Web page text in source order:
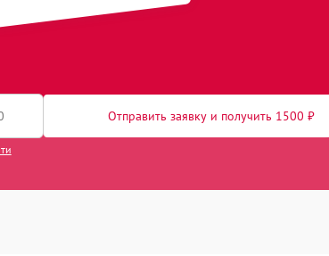
Отправить заявку и получить 1500 ₽